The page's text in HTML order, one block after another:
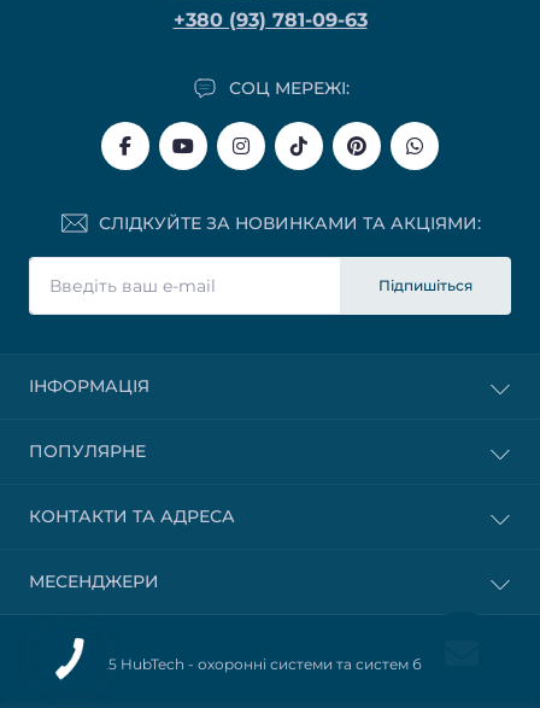
+380 (93) 781-09-63
СОЦ МЕРЕЖІ:
СЛІДКУЙТЕ ЗА НОВИНКАМИ ТА АКЦІЯМИ:
Підпишіться
ІНФОРМАЦІЯ
ПОПУЛЯРНЕ
КОНТАКТИ ТА АДРЕСА
МЕСЕНДЖЕРИ
© 2025 HubTech - охоронні системи та систем безпеки